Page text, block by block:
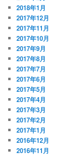
2018年1月
2017年12月
2017年11月
2017年10月
2017年9月
2017年8月
2017年7月
2017年6月
2017年5月
2017年4月
2017年3月
2017年2月
2017年1月
2016年12月
2016年11月